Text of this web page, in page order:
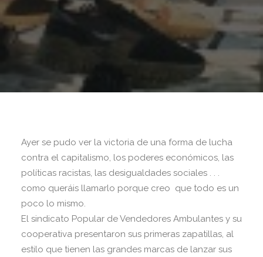
Ayer se pudo ver la victoria de una forma de lucha
contra el capitalismo, los poderes económicos, las
políticas racistas, las desigualdades sociales . . .
como queráis llamarlo porque creo que todo es un
poco lo mismo.
El sindicato Popular de Vendedores Ambulantes y su
cooperativa presentaron sus primeras zapatillas, al
estilo que tienen las grandes marcas de lanzar sus